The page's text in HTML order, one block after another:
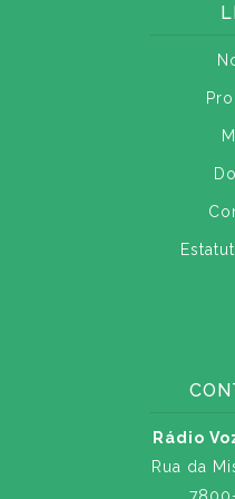
Rádio
Rua da